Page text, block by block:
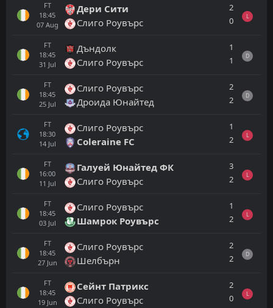
FT
18:45
07 Aug
Дери Сити
Слиго Роувърс
2
0
L
FT
18:45
31 Jul
Дъндолк
Слиго Роувърс
1
1
D
FT
18:45
25 Jul
Слиго Роувърс
Дроида Юнайтед
2
2
D
FT
18:30
14 Jul
Слиго Роувърс
Coleraine FC
1
2
L
FT
16:00
11 Jul
Галуей Юнайтед ФК
Слиго Роувърс
3
2
L
FT
18:45
03 Jul
Слиго Роувърс
Шамрок Роувърс
1
2
L
FT
18:45
27 Jun
Слиго Роувърс
Шелбърн
2
2
D
FT
18:45
19 Jun
Сейнт Патрикс
Слиго Роувърс
2
0
L